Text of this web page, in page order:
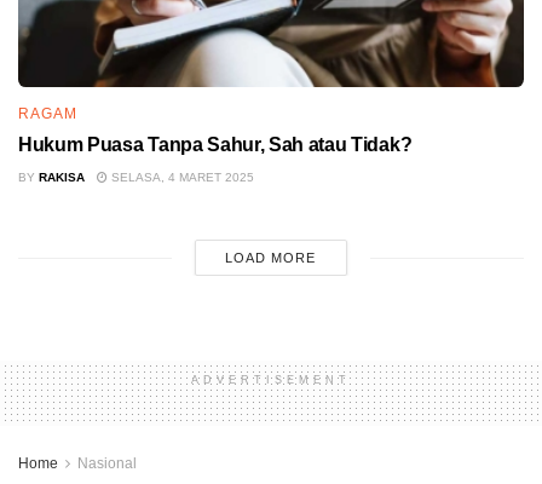
RAGAM
Hukum Puasa Tanpa Sahur, Sah atau Tidak?
BY RAKISA SELASA, 4 MARET 2025
LOAD MORE
ADVERTISEMENT
Home Nasional